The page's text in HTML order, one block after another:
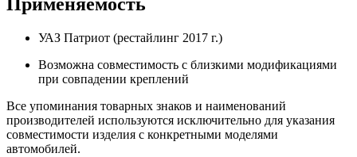
Применяемость
УАЗ Патриот (рестайлинг 2017 г.)
Возможна совместимость с близкими модификациями
при совпадении креплений
Все упоминания товарных знаков и наименований
производителей используются исключительно для указания
совместимости изделия с конкретными моделями
автомобилей.